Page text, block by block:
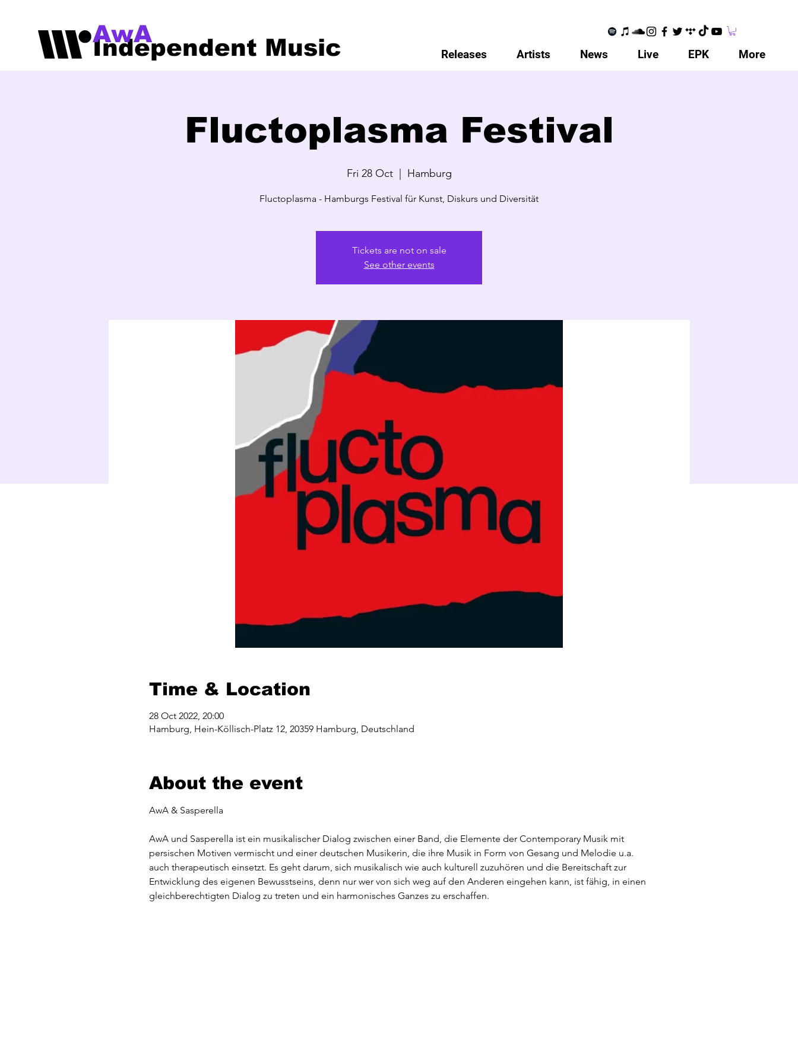
Independent Music
AwA
Releases Artists News Live EPK More
Fluctoplasma Festival
Fri 28 Oct
  |
Hamburg
Fluctoplasma - Hamburgs Festival für Kunst, Diskurs und Diversität
Tickets are not on sale
See other events
Time & Location
28 Oct 2022, 20:00
Hamburg, Hein-Köllisch-Platz 12, 20359 Hamburg, Deutschland
About the event
AwA & Sasperella
AwA und Sasperella ist ein musikalischer Dialog zwischen einer Band, die Elemente der Contemporary Musik mit
persischen Motiven vermischt und einer deutschen Musikerin, die ihre Musik in Form von Gesang und Melodie u.a.
auch therapeutisch einsetzt. Es geht darum, sich musikalisch wie auch kulturell zuzuhören und die Bereitschaft zur
Entwicklung des eigenen Bewusstseins, denn nur wer von sich weg auf den Anderen eingehen kann, ist fähig, in einen
gleichberechtigten Dialog zu treten und ein harmonisches Ganzes zu erschaffen.